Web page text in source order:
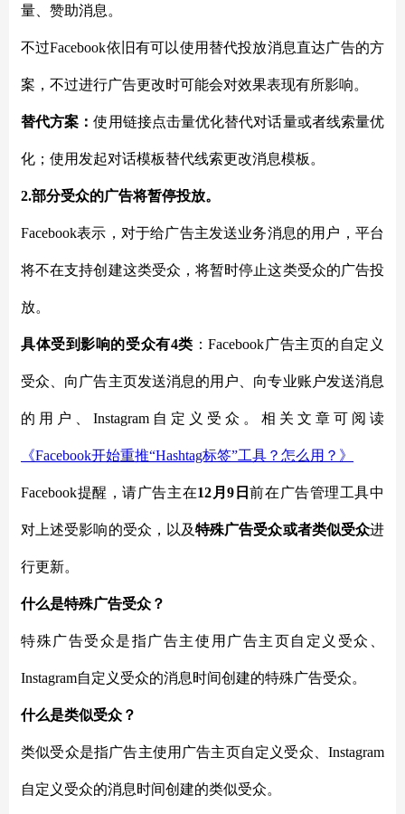
量、赞助消息。
不过Facebook依旧有可以使用替代投放消息直达广告的方
案，不过进行广告更改时可能会对效果表现有所影响。
替代方案：使用链接点击量优化替代对话量或者线索量优
化；使用发起对话模板替代线索更改消息模板。
2.部分受众的广告将暂停投放。
Facebook表示，对于给广告主发送业务消息的用户，平台
将不在支持创建这类受众，将暂时停止这类受众的广告投
放。
具体受到影响的受众有4类 ：Facebook广告主页的自定义
受众、向广告主页发送消息的用户、向专业账户发送消息
的用户、Instagram自定义受众。相关文章可阅读
《Facebook开始重推“Hashtag标签”工具？怎么用？》
Facebook提醒，请广告主在12月9日前在广告管理工具中
对上述受影响的受众，以及特殊广告受众或者类似受众进
行更新。
什么是特殊广告受众？
特殊广告受众是指广告主使用广告主页自定义受众、
Instagram自定义受众的消息时间创建的特殊广告受众。
什么是类似受众？
类似受众是指广告主使用广告主页自定义受众、 Instagram
自定义受众的消息时间创建的类似受众。